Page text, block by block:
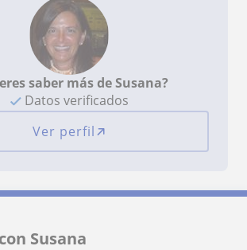
saber más de Susana?
Datos verificados
Ver perfil
Susana